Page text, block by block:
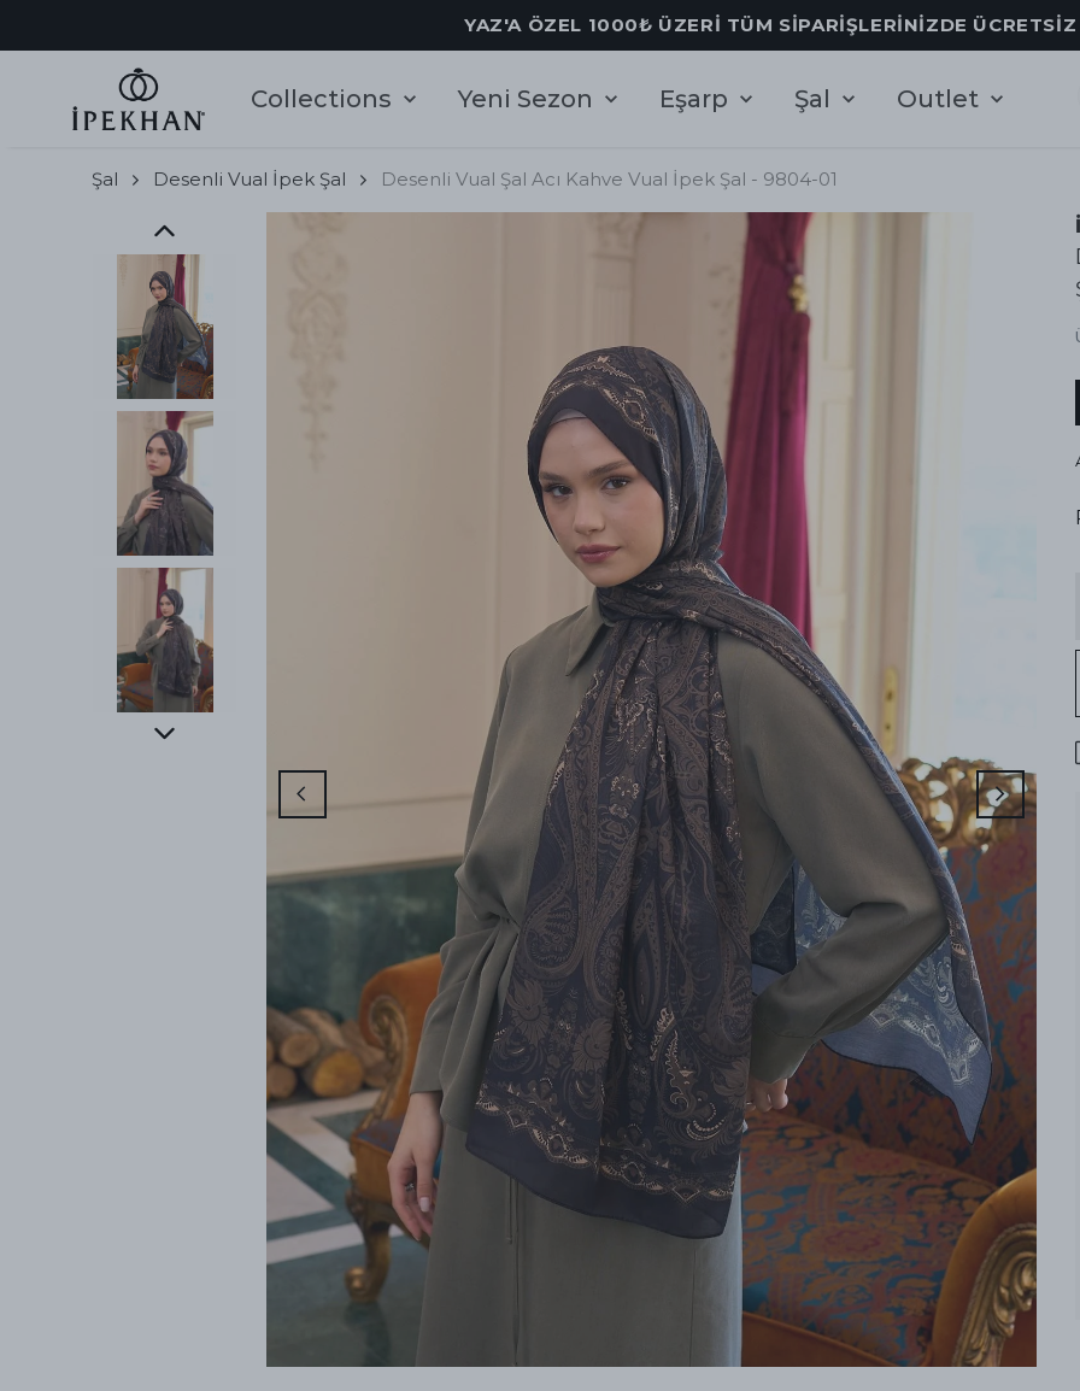
YAZ'A ÖZEL 1000₺ ÜZERİ TÜM SİPARİŞLERİNİZDE ÜCRETSİZ
Collections Yeni Sezon Eşarp Şal Outlet
Şal Desenli Vual İpek Şal Desenli Vual Şal Acı Kahve Vual İpek Şal - 9804-01